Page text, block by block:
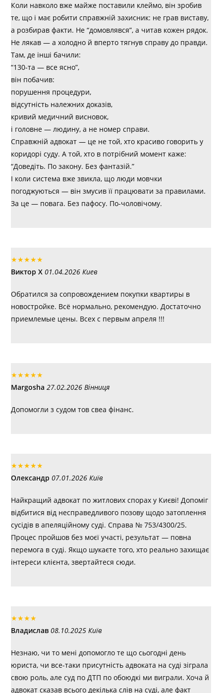
Коли навколо вже майже поставили клеймо, він зробив
те, що і має робити справжній захисник: не грав виставу,
а розбирав факти. Не “домовлявся”, а читав кожен рядок.
Не лякав — а холодно й вперто тягнув справу до правди.
Там, де інші бачили:
“130-та — все ясно”,
він побачив:
порушення процедури,
відсутність належних доказів,
кривий медичний висновок,
і головне — людину, а не номер справи.
Справжній адвокат — це не той, хто красиво говорить у
коридорі суду. А той, хто в потрібний момент каже:
“Доведіть. По закону. Без фантазій.”
І коли система вже звикла, що люди мовчки
погоджуються — він змусив її працювати за правилами.
За це — повага. Без пафосу. По-чоловічому.
★★★★★
Виктор Х 01.04.2026 Киев
Обратился за сопровождением покупки квартиры в
новостройке. Всё нормально, рекомендую. Достаточно
приемлемые цены. Всех с первым апреля !!!
★★★★★
Margosha 27.02.2026 Вінниця
Допомогли з судом тов свеа фінанс.
★★★★★
Олександр 07.01.2026 Київ
Найкращий адвокат по житлових спорах у Києві! Допоміг
відбитися від несправедливого позову щодо затоплення
сусідів в апеляційному суді. Справа № 753/4300/25.
Процес пройшов без моєї участі, результат — повна
перемога в суді. Якщо шукаєте того, хто реально захищає
інтереси клієнта, звертайтеся сюди.
★★★★
Владислав 08.10.2025 Київ
Незнаю, чи то мені допомогло те що сьогодні день
юриста, чи все-таки присутність адвоката на суді зіграла
свою роль, але суд по ДТП по обоюдкі ми виграли. Хоча й
адвокат сказав всього декілька слів на суді, але факт